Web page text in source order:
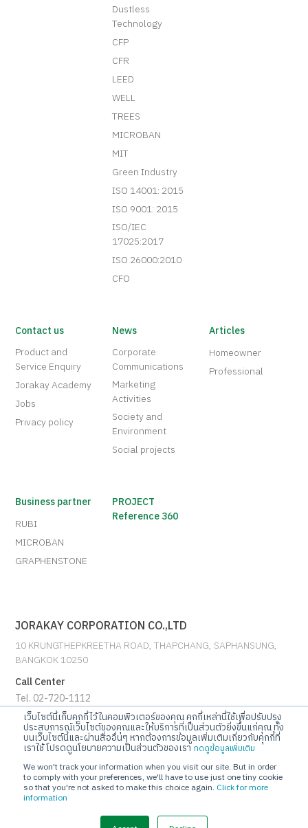
เว็บไซต์นี้เก็บคุกกี้ไว้ในคอมพิวเตอร์ของคุณ คุกกี้เหล่านี้ใช้เพื่อปรับปรุง
ประสบการณ์เว็บไซต์ของคุณและให้บริการที่เป็นส่วนตัวยิ่งขึ้นแก่คุณ ทั้ง
บนเว็บไซต์นี้และผ่านสื่ออื่นๆ หากต้องการข้อมูลเพิ่มเติมเกี่ยวกับคุกกี้ที่
เราใช้ โปรดดูนโยบายความเป็นส่วนตัวของเรากดดูข้อมูลเพิ่มเติม
We won't track your information when you visit our site. But in order
to comply with your preferences, we'll have to use just one tiny cookie
so that you're not asked to make this choice again. Click for more
information
Dustless
Technology
CFP
CFR
LEED
WELL
TREES
MICROBAN
MIT
Green Industry
ISO 14001: 2015
ISO 9001: 2015
ISO/IEC
17025:2017
ISO 26000:2010
CFO
Contact us
Product and
Service Enquiry
Jorakay Academy
Jobs
Privacy policy
News
Corporate
Communications
Marketing
Activities
Society and
Environment
Social projects
Articles
Homeowner
Professional
Business partner
RUBI
MICROBAN
GRAPHENSTONE
PROJECT
Reference 360
JORAKAY CORPORATION CO.,LTD
10 KRUNGTHEPKREETHA ROAD, THAPCHANG, SAPHANSUNG,
BANGKOK 10250
Call Center
Tel. 02-720-1112
E-mail
info@jorakay.co.th
Social